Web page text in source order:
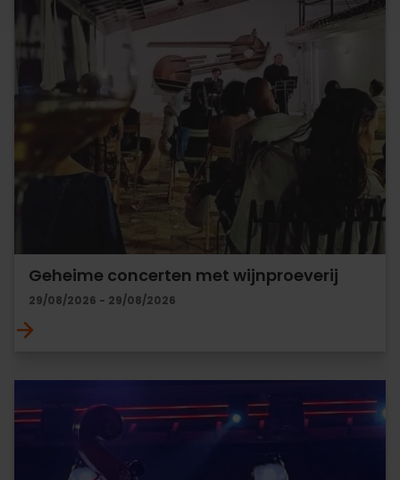
Geheime concerten met wijnproeverij
29/08/2026 - 29/08/2026